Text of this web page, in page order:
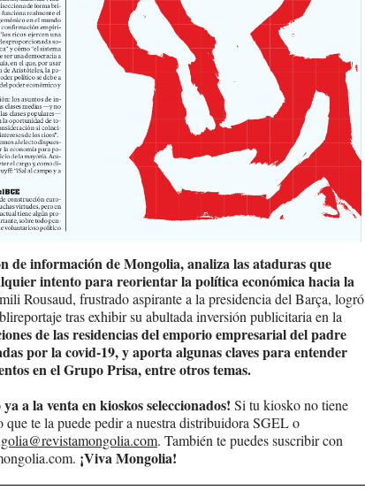
de información de Mongolia, analiza las ataduras que
intento para reorientar la política económica hacia la
Rousaud, frustrado aspirante a la presidencia del Barça, logró
tras exhibir su abultada inversión publicitaria en la
de las residencias del emporio empresarial del padre
por la covid-19, y aporta algunas claves para entender
en el Grupo Prisa, entre otros temas.
a la venta en kioskos seleccionados! Si tu kiosko no tiene
te la puede pedir a nuestra distribuidora SGEL o
. También te puedes suscribir con
¡Viva Mongolia!